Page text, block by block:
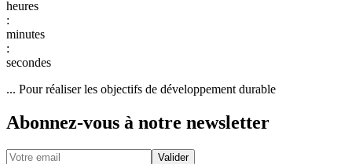
:
:
... Pour réaliser les objectifs de développement durable
Abonnez-vous à notre newsletter